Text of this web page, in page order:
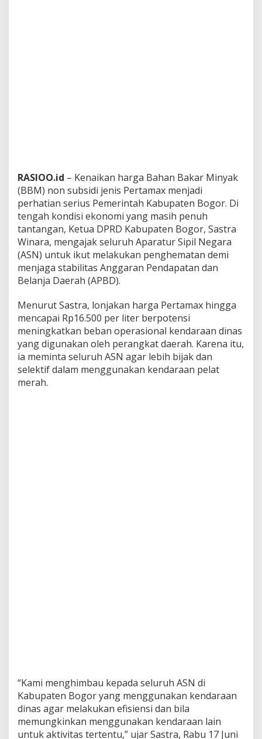
RASIOO.id – Kenaikan harga Bahan Bakar Minyak
(BBM) non subsidi jenis Pertamax menjadi
perhatian serius Pemerintah Kabupaten Bogor. Di
tengah kondisi ekonomi yang masih penuh
tantangan, Ketua DPRD Kabupaten Bogor, Sastra
Winara, mengajak seluruh Aparatur Sipil Negara
(ASN) untuk ikut melakukan penghematan demi
menjaga stabilitas Anggaran Pendapatan dan
Belanja Daerah (APBD).
Menurut Sastra, lonjakan harga Pertamax hingga
mencapai Rp16.500 per liter berpotensi
meningkatkan beban operasional kendaraan dinas
yang digunakan oleh perangkat daerah. Karena itu,
ia meminta seluruh ASN agar lebih bijak dan
selektif dalam menggunakan kendaraan pelat
merah.
“Kami menghimbau kepada seluruh ASN di
Kabupaten Bogor yang menggunakan kendaraan
dinas agar melakukan efisiensi dan bila
memungkinkan menggunakan kendaraan lain
untuk aktivitas tertentu,” ujar Sastra, Rabu 17 Juni